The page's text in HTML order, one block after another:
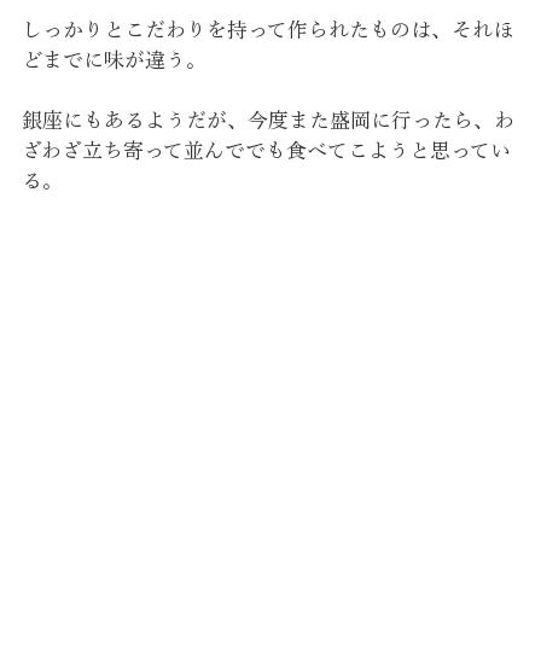
しっかりとこだわりを持って作られたものは、それほ
どまでに味が違う。
銀座にもあるようだが、今度また盛岡に行ったら、わ
ざわざ立ち寄って並んででも食べてこようと思ってい
る。